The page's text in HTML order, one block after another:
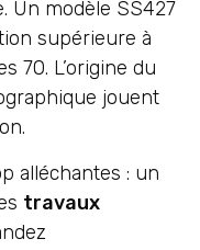
Un modèle SS427
supérieure à
70. L’origine du
jouent
alléchantes : un
travaux